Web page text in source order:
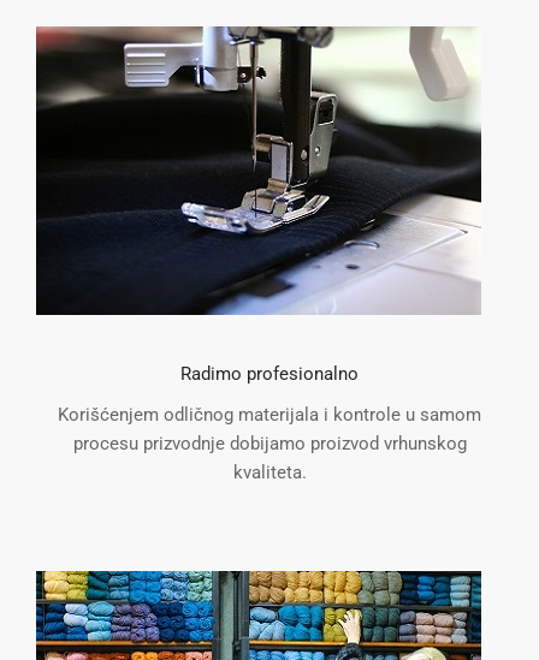
Radimo profesionalno
Korišćenjem odličnog materijala i kontrole u samom
procesu prizvodnje dobijamo proizvod vrhunskog
kvaliteta.